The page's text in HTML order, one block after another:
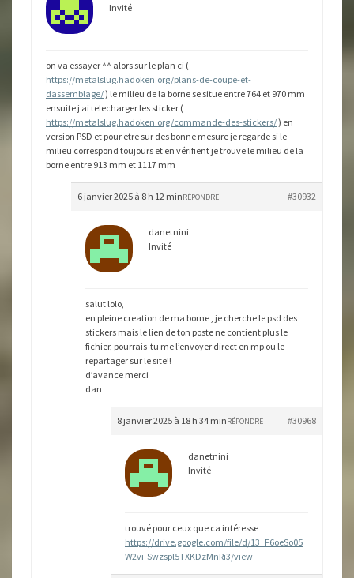
Invité
on va essayer ^^ alors sur le plan ci (
https://metalslug.hadoken.org/plans-de-coupe-et-
dassemblage/) le milieu de la borne se situe entre 764 et 970 mm
ensuite j ai telecharger les sticker (
https://metalslug.hadoken.org/commande-des-stickers/) en
version PSD et pour etre sur des bonne mesure je regarde si le
milieu correspond toujours et en vérifient je trouve le milieu de la
borne entre 913 mm et 1117 mm
6 janvier 2025 à 8 h 12 min #30932
RÉPONDRE
danetnini
Invité
salut lolo,
en pleine creation de ma borne , je cherche le psd des
stickers mais le lien de ton poste ne contient plus le
fichier, pourrais-tu me l’envoyer direct en mp ou le
repartager sur le site!!
d’avance merci
dan
8 janvier 2025 à 18 h 34 min #30968
RÉPONDRE
danetnini
Invité
trouvé pour ceux que ca intéresse
https://drive.google.com/file/d/13_F6oeSo05
W2vi-Swzspl5TXKDzMnRi3/view